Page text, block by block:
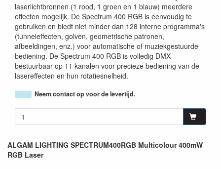
laserlichtbronnen (1 rood, 1 groen en 1 blauw) meerdere
effecten mogelijk. De Spectrum 400 RGB is eenvoudig te
gebruiken en biedt niet minder dan 128 interne programma's
(tunneleffecten, golven, geometrische patronen,
afbeeldingen, enz.) voor automatische of muziekgestuurde
bediening. De Spectrum 400 RGB is volledig DMX-
bestuurbaar op 11 kanalen voor precieze bediening van de
lasereffecten en hun rotatiesnelheid.
Neem contact op voor de levertijd.
ALGAM LIGHTING SPECTRUM400RGB Multicolour 400mW
RGB Laser